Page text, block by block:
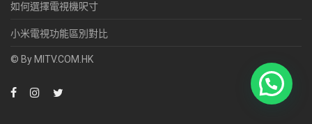
如何選擇電視機呎寸
小米電視功能區別對比
© By MITV.COM.HK